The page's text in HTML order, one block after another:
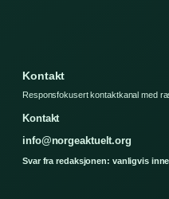
Kontakt
Responsfokusert kontaktkanal med
Kontakt
info@norgeaktuelt.org
Svar fra redaksjonen: vanligvis